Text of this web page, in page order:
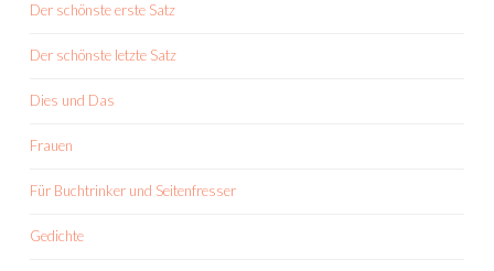
Der schönste erste Satz
Der schönste letzte Satz
Dies und Das
Frauen
Für Buchtrinker und Seitenfresser
Gedichte